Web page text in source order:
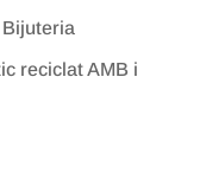
reciclat AMB i